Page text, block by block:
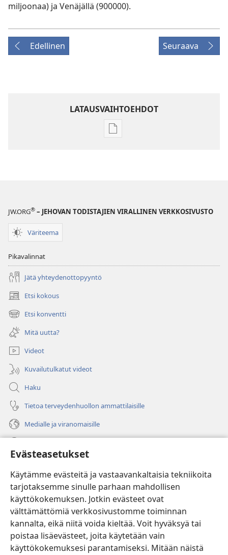
Evästeasetukset
Käytämme evästeitä ja vastaavankaltaisia tekniikoita
tarjotaksemme sinulle parhaan mahdollisen
käyttökokemuksen. Jotkin evästeet ovat
välttämättömiä verkkosivustomme toiminnan
kannalta, eikä niitä voida kieltää. Voit hyväksyä tai
poistaa lisäevästeet, joita käytetään vain
käyttökokemuksesi parantamiseksi. Mitään näistä
miljoonaa) ja Venäjällä (900000).
Edellinen Seuraava
LATAUSVAIHTOEHDOT
Julkaisujen
JW.ORG® – JEHOVAN TODISTAJIEN VIRALLINEN VERKKOSIVUSTO
Väriteema
Pikavalinnat
Jätä yhteydenottopyyntö
Etsi kokous
(avaa
uuden
ikkunan)
Etsi konventti
(avaa
uuden
ikkunan)
Mitä uutta?
Videot
Kuvailutulkatut videot
Haku
Tietoa terveydenhuollon ammattilaisille
Medialle ja viranomaisille
(avaa
uuden
ikkunan)Vartiotornin VERKKOKIRJASTO
(avaa
uuden
ikkunan)JW Hub ®
(avaa
uuden
ikkunan)
®